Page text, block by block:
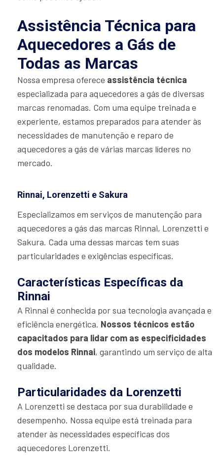
Assistência Técnica para
Aquecedores a Gás de
Todas as Marcas
Nossa empresa oferece assistência técnica
especializada para aquecedores a gás de diversas
marcas renomadas. Com uma equipe treinada e
experiente, estamos preparados para atender às
necessidades de manutenção e reparo de
aquecedores a gás de várias marcas líderes no
mercado.
Rinnai, Lorenzetti e Sakura
Especializamos em serviços de manutenção para
aquecedores a gás das marcas Rinnai, Lorenzetti e
Sakura. Cada uma dessas marcas tem suas
particularidades e exigências específicas.
Características Específicas da
Rinnai
A Rinnai é conhecida por sua tecnologia avançada e
eficiência energética. Nossos técnicos estão
capacitados para lidar com as especificidades
dos modelos Rinnai, garantindo um serviço de alta
qualidade.
Particularidades da Lorenzetti
A Lorenzetti se destaca por sua durabilidade e
desempenho. Nossa equipe está treinada para
atender às necessidades específicas dos
aquecedores Lorenzetti.